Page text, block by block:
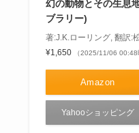
幻の動物とその生息
ブラリー)
著:J.K.ローリング, 翻訳:
¥1,650
（2025/11/06 00:48
Amazon
Yahooショッピング